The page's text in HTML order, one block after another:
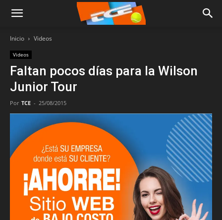
Inicio Videos
Videos
Faltan pocos días para la Wilson
Junior Tour
Por TCE - 25/08/2015